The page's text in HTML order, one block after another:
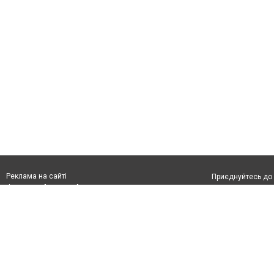
Реклама на сайті
Франшиза "CitySites"
Приєднуйтесь до